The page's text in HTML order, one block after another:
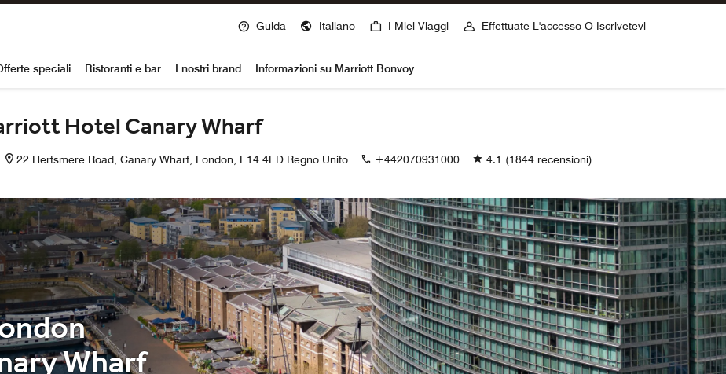
Guida Italiano I Miei Viaggi Effettuate L'accesso O Iscrivetevi
speciali Ristoranti e bar I nostri brand Informazioni su Marriott Bonvoy
Hotel Canary Wharf
22 Hertsmere Road, Canary Wharf, London, E14 4ED Regno Unito +442070931000 4.1 (1844 recensioni)
Wharf